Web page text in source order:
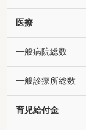
医療
一般病院総数
一般診療所総数
育児給付金